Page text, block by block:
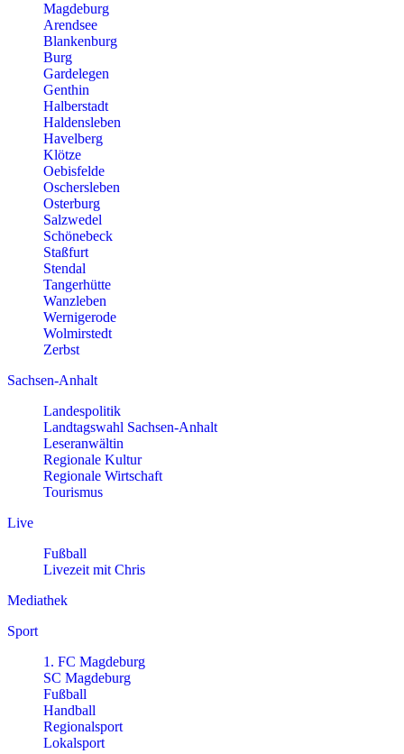
Magdeburg
Arendsee
Blankenburg
Burg
Gardelegen
Genthin
Halberstadt
Haldensleben
Havelberg
Klötze
Oebisfelde
Oschersleben
Osterburg
Salzwedel
Schönebeck
Staßfurt
Stendal
Tangerhütte
Wanzleben
Wernigerode
Wolmirstedt
Zerbst
Sachsen-Anhalt
Landespolitik
Landtagswahl Sachsen-Anhalt
Leseranwältin
Regionale Kultur
Regionale Wirtschaft
Tourismus
Live
Fußball
Livezeit mit Chris
Mediathek
Sport
1. FC Magdeburg
SC Magdeburg
Fußball
Handball
Regionalsport
Lokalsport